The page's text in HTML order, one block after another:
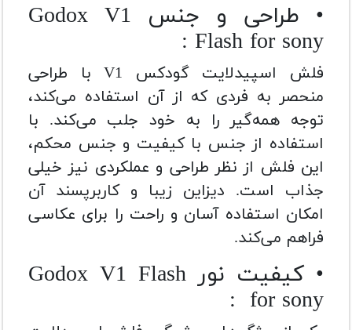
• طراحی و جنس Godox V1
Flash for sony :
فلش اسپیدلایت گودکس V1 با طراحی
منحصر به فردی که از آن استفاده می‌کند،
توجه همه‌گیر را به خود جلب می‌کند. با
استفاده از جنس با کیفیت و جنس محکم،
این فلش از نظر طراحی و عملکردی نیز خیلی
جذاب است. دیزاین زیبا و کاربرپسند آن
امکان استفاده آسان و راحت را برای عکاسی
فراهم می‌کند.
• کیفیت نور Godox V1 Flash
for sony :